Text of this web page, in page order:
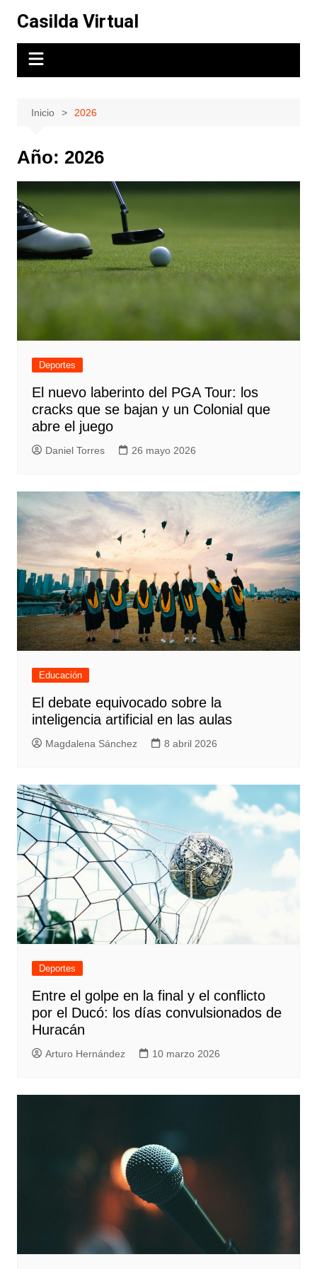
contenido
Casilda Virtual
Inicio 2026
Año: 2026
Deportes
El nuevo laberinto del PGA Tour: los
cracks que se bajan y un Colonial que
abre el juego
Daniel Torres 26 mayo 2026
Educación
El debate equivocado sobre la
inteligencia artificial en las aulas
Magdalena Sánchez 8 abril 2026
Deportes
Entre el golpe en la final y el conflicto
por el Ducó: los días convulsionados de
Huracán
Arturo Hernández 10 marzo 2026